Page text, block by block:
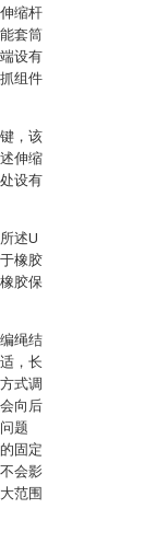
缩杆
套筒
设有
组件
，该
伸缩
设有
述U
橡胶
胶保
绳结
，长
式调
向后
题
固定
会影
范围